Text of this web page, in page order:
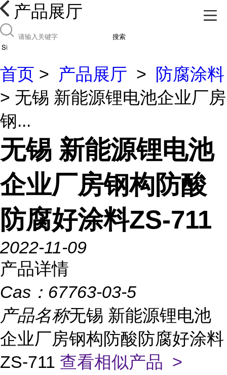
产品展厅
搜索
首页 > 产品展厅 >
防腐涂料
> 无锡 新能源锂电池企业厂房
钢...
无锡 新能源锂电池
企业厂房钢构防酸
防腐好涂料ZS-711
2022-11-09
产品详情
Cas： 67763-03-5
产品名称无锡 新能源锂电池
企业厂房钢构防酸防腐好涂料
ZS-711 查看相似产品 >